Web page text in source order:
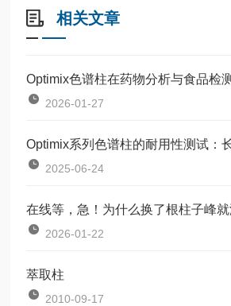
相关文章
Optimix色谱柱在药物分析与食品检
2026-01-27
2025-06-24
2026-01-22
萃取柱
2010-09-17